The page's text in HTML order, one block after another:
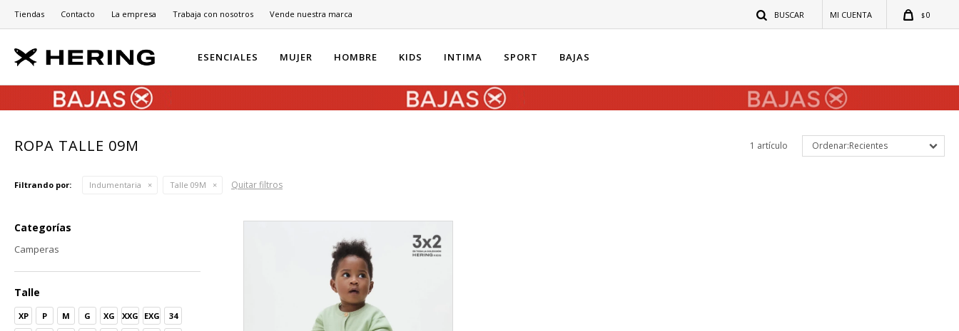
ESENCIALES MUJER HOMBRE KIDS INTIMA SPORT BAJAS
$0
Tiendas Contacto La empresa Trabaja con nosotros Vende nuestra marca
ROPA TALLE 09M 1 artículo Recientes
Filtrando por: Indumentaria Talle 09M Quitar filtros
Categorías
Camperas
Talle
XP P M G XG XXG EXG
34